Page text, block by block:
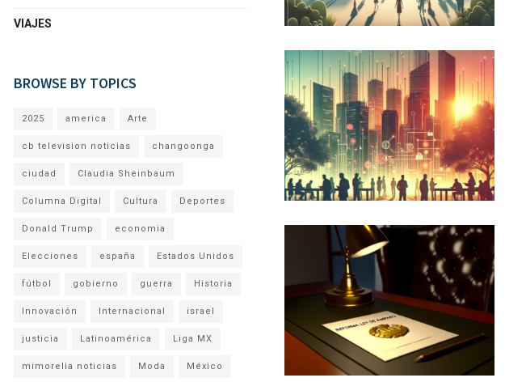
VIAJES
BROWSE BY TOPICS
2025 america Arte
cb television noticias changoonga
ciudad Claudia Sheinbaum
Columna Digital Cultura Deportes
Donald Trump economia
Elecciones españa Estados Unidos
fútbol gobierno guerra Historia
Innovación Internacional israel
justicia Latinoamérica Liga MX
mimorelia noticias Moda México